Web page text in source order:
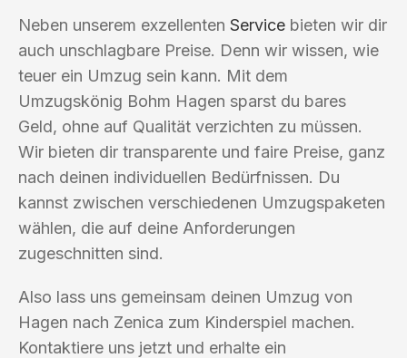
Neben unserem exzellenten Service bieten wir dir
auch unschlagbare Preise. Denn wir wissen, wie
teuer ein Umzug sein kann. Mit dem
Umzugskönig Bohm Hagen sparst du bares
Geld, ohne auf Qualität verzichten zu müssen.
Wir bieten dir transparente und faire Preise, ganz
nach deinen individuellen Bedürfnissen. Du
kannst zwischen verschiedenen Umzugspaketen
wählen, die auf deine Anforderungen
zugeschnitten sind.
Also lass uns gemeinsam deinen Umzug von
Hagen nach Zenica zum Kinderspiel machen.
Kontaktiere uns jetzt und erhalte ein